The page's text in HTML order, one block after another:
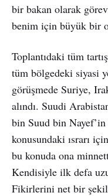
bir bakan olarak
benim için büyük bir
Toplantıdaki tüm
tüm bölgedeki siyasi
görüşmede Suriye,
alındı. Suudi
bin Suud bin
konusundaki ısrarı
bu konuda ona
Kendisiyle ilk defa
Fikirlerini net bir